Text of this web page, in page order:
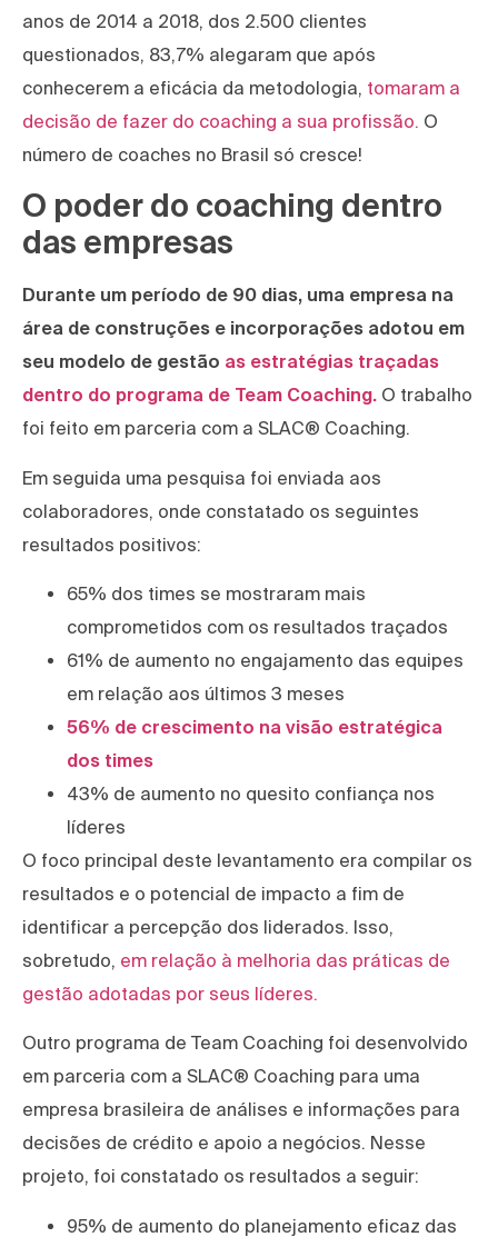
anos de 2014 a 2018, dos 2.500 clientes
questionados, 83,7% alegaram que após
conhecerem a eficácia da metodologia, tomaram a
decisão de fazer do coaching a sua profissão. O
número de coaches no Brasil só cresce!
O poder do coaching dentro
das empresas
Durante um período de 90 dias, uma empresa na
área de construções e incorporações adotou em
seu modelo de gestão as estratégias traçadas
dentro do programa de Team Coaching. O trabalho
foi feito em parceria com a SLAC® Coaching.
Em seguida uma pesquisa foi enviada aos
colaboradores, onde constatado os seguintes
resultados positivos:
65% dos times se mostraram mais
comprometidos com os resultados traçados
61% de aumento no engajamento das equipes
em relação aos últimos 3 meses
56% de crescimento na visão estratégica
dos times
43% de aumento no quesito confiança nos
líderes
O foco principal deste levantamento era compilar os
resultados e o potencial de impacto a fim de
identificar a percepção dos liderados. Isso,
sobretudo, em relação à melhoria das práticas de
gestão adotadas por seus líderes.
Outro programa de Team Coaching foi desenvolvido
em parceria com a SLAC® Coaching para uma
empresa brasileira de análises e informações para
decisões de crédito e apoio a negócios. Nesse
projeto, foi constatado os resultados a seguir:
95% de aumento do planejamento eficaz das